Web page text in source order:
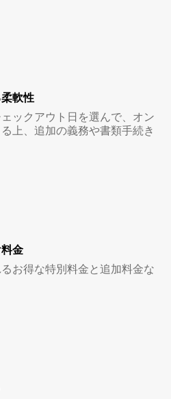
軟性
ックアウト日を選んで、オン
上、追加の義務や書類手続き
金
お得な特別料金と追加料金な